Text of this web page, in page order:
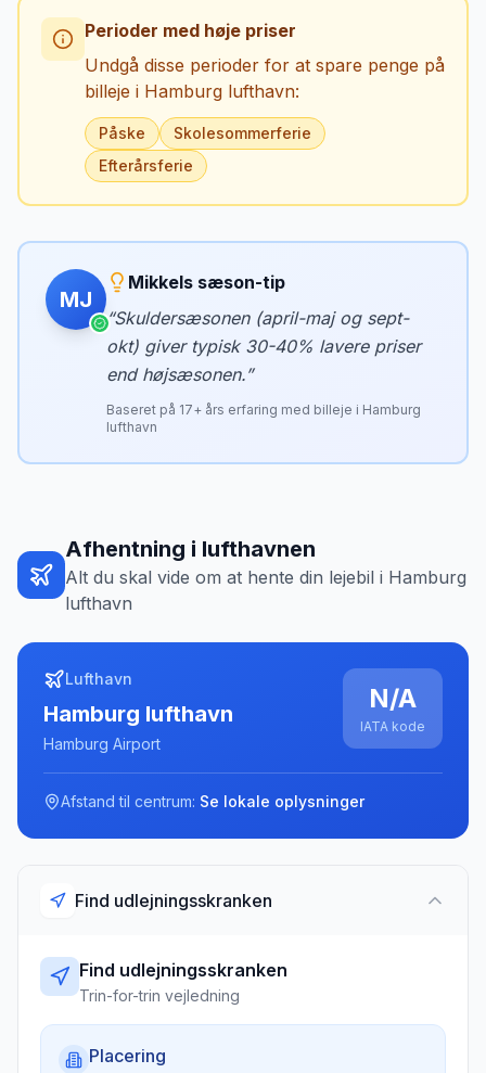
Perioder med høje priser
Undgå disse perioder for at spare penge på
billeje i Hamburg lufthavn:
Påske
Skolesommerferie
Efterårsferie
MJ
Mikkels sæson-tip
“Skuldersæsonen (april-maj og sept-
okt) giver typisk 30-40% lavere priser
end højsæsonen.”
Baseret på 17+ års erfaring med billeje i Hamburg
lufthavn
Afhentning i lufthavnen
Alt du skal vide om at hente din lejebil i Hamburg
lufthavn
Lufthavn
Hamburg lufthavn
Hamburg Airport
N/A
IATA kode
Afstand til centrum: Se lokale oplysninger
Find udlejningsskranken
Find udlejningsskranken
Trin-for-trin vejledning
Placering